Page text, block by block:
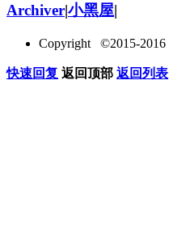
Archiver|小黑屋|
Copyright ©2015-2016
快速回复 返回顶部 返回列表